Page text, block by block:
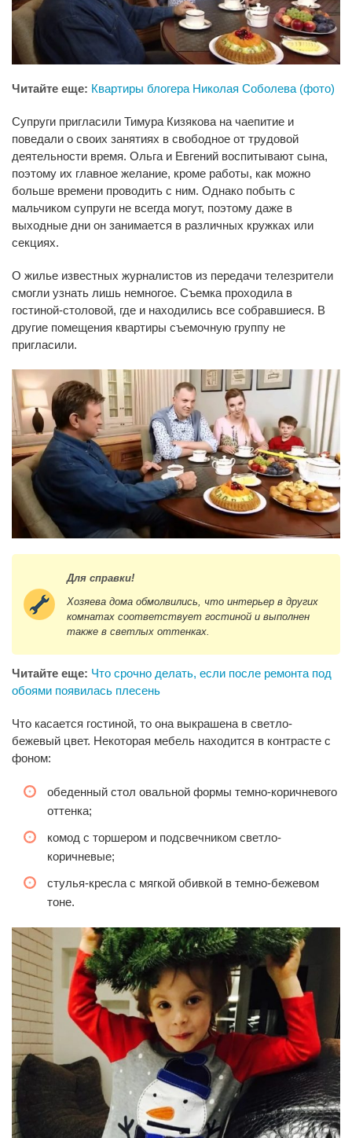
Читайте еще: Квартиры блогера Николая Соболева (фото)
Супруги пригласили Тимура Кизякова на чаепитие и
поведали о своих занятиях в свободное от трудовой
деятельности время. Ольга и Евгений воспитывают сына,
поэтому их главное желание, кроме работы, как можно
больше времени проводить с ним. Однако побыть с
мальчиком супруги не всегда могут, поэтому даже в
выходные дни он занимается в различных кружках или
секциях.
О жилье известных журналистов из передачи телезрители
смогли узнать лишь немногое. Съемка проходила в
гостиной-столовой, где и находились все собравшиеся. В
другие помещения квартиры съемочную группу не
пригласили.
Для справки!
Хозяева дома обмолвились, что интерьер в других
комнатах соответствует гостиной и выполнен
также в светлых оттенках.
Читайте еще: Что срочно делать, если после ремонта под
обоями появилась плесень
Что касается гостиной, то она выкрашена в светло-
бежевый цвет. Некоторая мебель находится в контрасте с
фоном:
обеденный стол овальной формы темно-коричневого
оттенка;
комод с торшером и подсвечником светло-
коричневые;
стулья-кресла с мягкой обивкой в темно-бежевом
тоне.